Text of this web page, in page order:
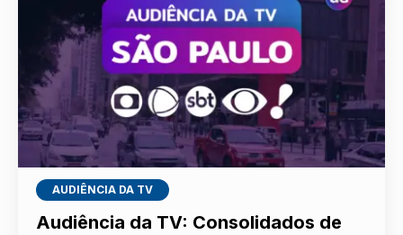
AUDIÊNCIA DA TV
Audiência da TV: Consolidados de